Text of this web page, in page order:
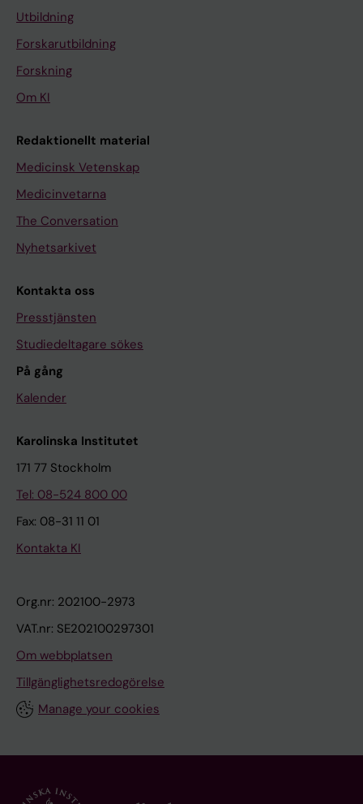
Utbildning
Forskarutbildning
Forskning
Om KI
Redaktionellt material
Medicinsk Vetenskap
Medicinvetarna
The Conversation
Nyhetsarkivet
Kontakta oss
Presstjänsten
Studiedeltagare sökes
På gång
Kalender
Karolinska Institutet
171 77 Stockholm
Tel: 08-524 800 00
Fax: 08-31 11 01
Kontakta KI
Org.nr: 202100-2973
VAT.nr: SE202100297301
Om webbplatsen
Tillgänglighetsredogörelse
Manage your cookies